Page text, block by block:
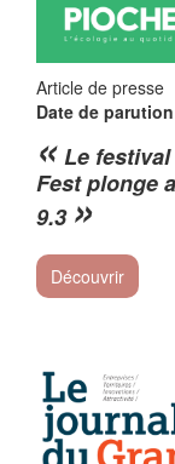
Article de presse
Date de
«Le
Fest plonge
9.3 »
Découvrir